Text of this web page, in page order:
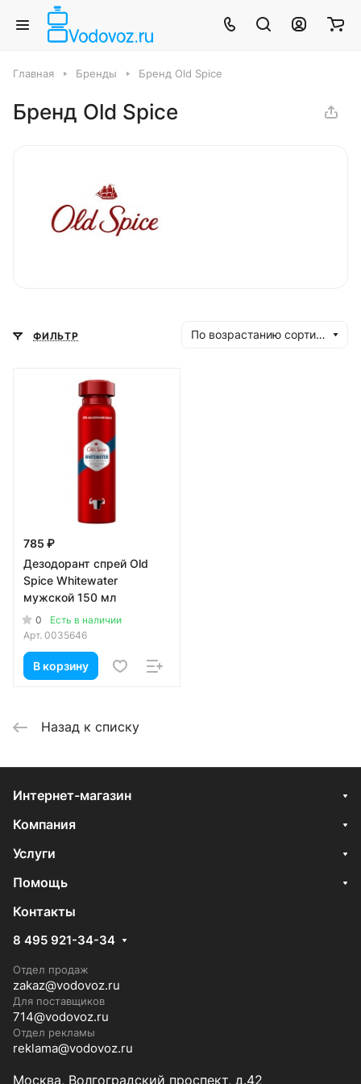
Главная Бренды Бренд Old Spice
Бренд Old Spice
ФИЛЬТР По возрастанию сортировки
785 ₽
Дезодорант спрей Old
Spice Whitewater
мужской 150 мл
0
Есть в наличии
Арт. 0035646
В корзину
Назад к списку
Интернет-магазин
Компания
Услуги
Помощь
Контакты
8 495 921-34-34
Отдел продаж
zakaz@vodovoz.ru
Для поставщиков
714@vodovoz.ru
Отдел рекламы
reklama@vodovoz.ru
Москва, Волгоградский проспект, д.42